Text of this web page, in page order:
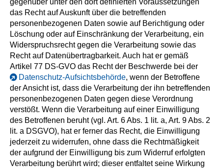
gegenüber unter den dort definierten Voraussetzungen
das Recht auf Auskunft über die betreffenden
personenbezogenen Daten sowie auf Berichtigung oder
Löschung oder auf Einschränkung der Verarbeitung, ein
Widerspruchsrecht gegen die Verarbeitung sowie das
Recht auf Datenübertragbarkeit. Auch hat er gemäß
Artikel 77 DS-GVO das Recht der Beschwerde bei der
Datenschutz-Aufsichtsbehörde, wenn der Betroffene
der Ansicht ist, dass die Verarbeitung der ihn betreffenden
personenbezogenen Daten gegen diese Verordnung
verstößt. Wenn die Verarbeitung auf einer Einwilligung
des Betroffenen beruht (vgl. Art. 6 Abs. 1 lit. a, Art. 9 Abs. 2
lit. a DSGVO), hat er ferner das Recht, die Einwilligung
jederzeit zu widerrufen, ohne dass die Rechtmäßigkeit
der aufgrund der Einwilligung bis zum Widerruf erfolgten
Verarbeitung berührt wird; dieser entfaltet seine Wirkung